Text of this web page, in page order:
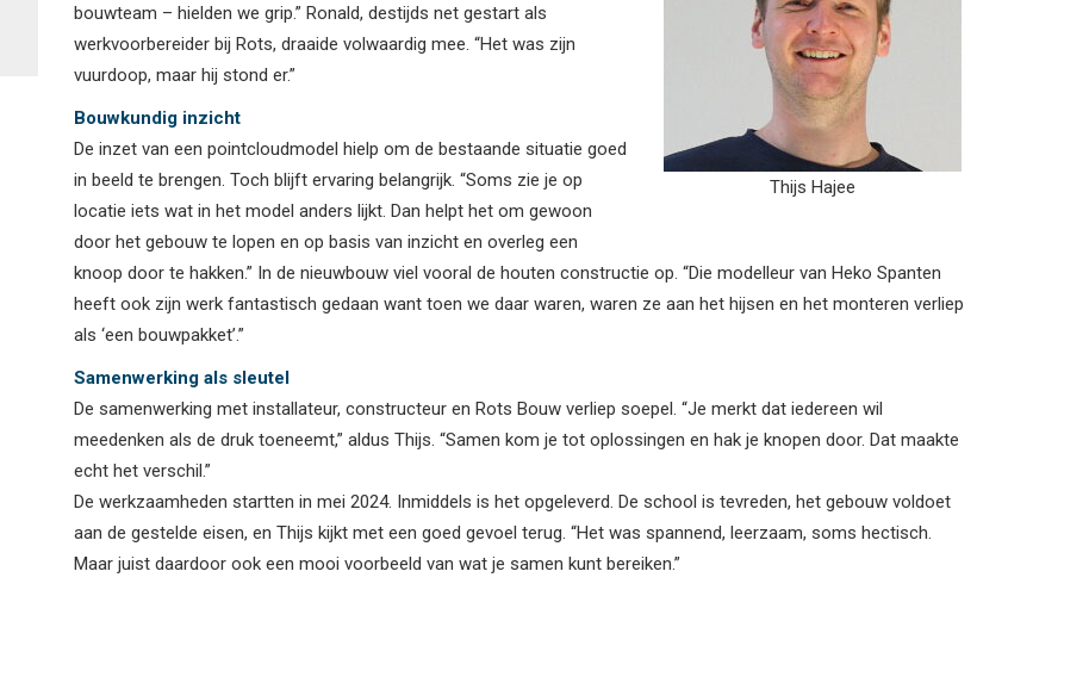
Thijs Hajee
bouwteam – hielden we grip.” Ronald, destijds net gestart als
werkvoorbereider bij Rots, draaide volwaardig mee. “Het was zijn
vuurdoop, maar hij stond er.”
Bouwkundig inzicht
De inzet van een pointcloudmodel hielp om de bestaande situatie goed
in beeld te brengen. Toch blijft ervaring belangrijk. “Soms zie je op
locatie iets wat in het model anders lijkt. Dan helpt het om gewoon
door het gebouw te lopen en op basis van inzicht en overleg een
knoop door te hakken.” In de nieuwbouw viel vooral de houten constructie op. “Die modelleur van Heko Spanten
heeft ook zijn werk fantastisch gedaan want toen we daar waren, waren ze aan het hijsen en het monteren verliep
als ‘een bouwpakket’.”
Samenwerking als sleutel
De samenwerking met installateur, constructeur en Rots Bouw verliep soepel. “Je merkt dat iedereen wil
meedenken als de druk toeneemt,” aldus Thijs. “Samen kom je tot oplossingen en hak je knopen door. Dat maakte
echt het verschil.”
De werkzaamheden startten in mei 2024. Inmiddels is het opgeleverd. De school is tevreden, het gebouw voldoet
aan de gestelde eisen, en Thijs kijkt met een goed gevoel terug. “Het was spannend, leerzaam, soms hectisch.
Maar juist daardoor ook een mooi voorbeeld van wat je samen kunt bereiken.”